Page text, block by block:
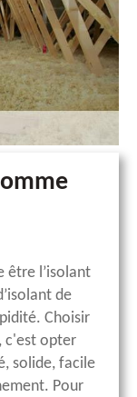
être l’isolant
de
Choisir
c'est opter
solide, facile
Pour